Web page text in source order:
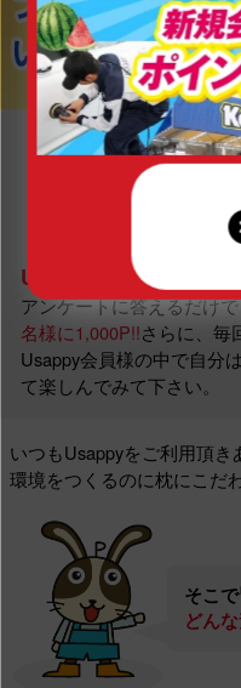
Usappyあなたはどっち
アンケートに答えるだけ
名様に1,000P!!さらに、毎
Usappy会員様の中で自分
て楽しんでみて下さい。
いつもUsappyをご利用頂き
環境をつくるのに枕にこだ
そこ
どん